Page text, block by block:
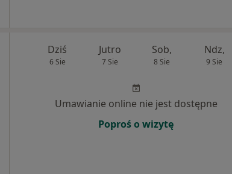
Dziś
6 Sie
Jutro
7 Sie
Sob,
8 Sie
Ndz,
9 Sie
Umawianie online nie jest dostępne
Poproś o wizytę